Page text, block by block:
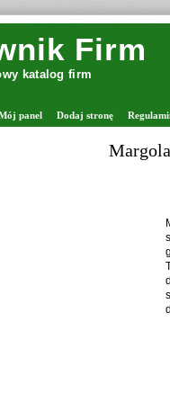
Firm
katalog firm
panel Dodaj stronę